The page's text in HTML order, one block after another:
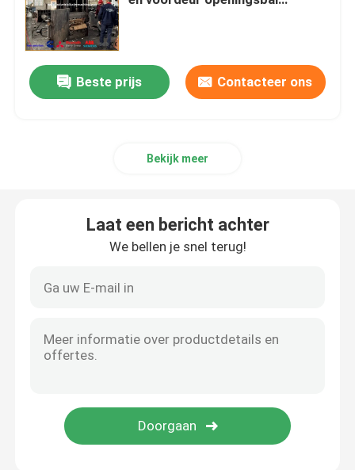
Verticale Persmachine
Horizontale Persmachine
Schrootpersmachine
Metalen briketteerpers
Schroot Scherende Machine
Brugscheerbeurt
Beste prijs Contacteer ons
Bekijk meer
Laat een bericht achter
We bellen je snel terug!